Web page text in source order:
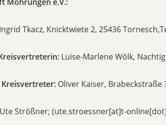
Ingrid Tkacz, Knicktwiete 2, 25436
Luise-Marlene Wölk,
Oliver Kaiser, Brabeckstraße
Ute Strößner; (ute.stroessner[at]t-